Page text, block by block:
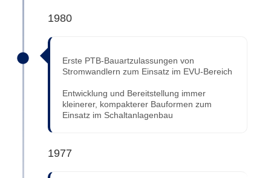
1980
Erste PTB-Bauartzulassungen von
Stromwandlern zum Einsatz im EVU-Bereich
Entwicklung und Bereitstellung immer
kleinerer, kompakterer Bauformen zum
Einsatz im Schaltanlagenbau
1977